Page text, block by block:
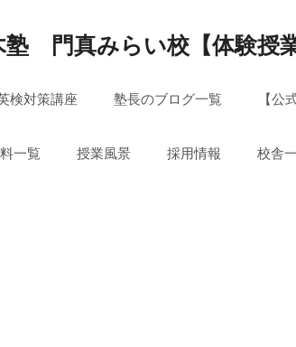
塾 門真みらい校【体験授
検対策講座 塾長のブログ一覧 【公
一覧 授業風景 採用情報 校舎